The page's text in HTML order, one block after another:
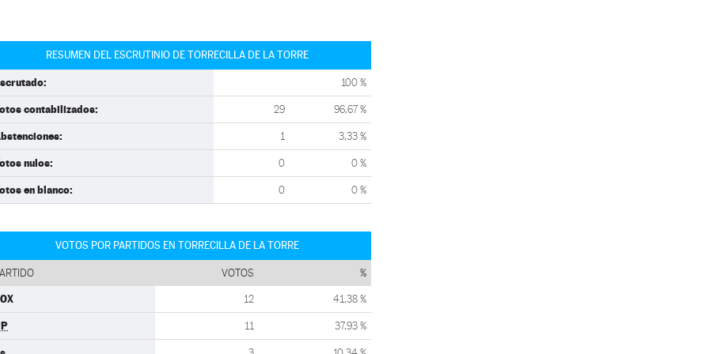
RESUMEN DEL ESCRUTINIO DE TORRECILLA DE LA TORRE
100 %
contabilizados: 29 96,67 %
1 3,33 %
nulos: 0 0 %
en blanco: 0 0 %
VOTOS POR PARTIDOS EN TORRECILLA DE LA TORRE
VOTOS %
12 41,38 %
11 37,93 %